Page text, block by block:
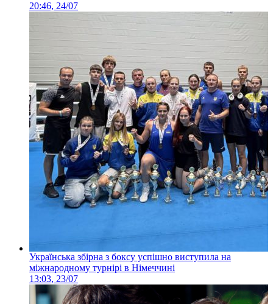
20:46, 24/07
Українська збірна з боксу успішно виступила на
міжнародному турнірі в Німеччині
13:03, 23/07